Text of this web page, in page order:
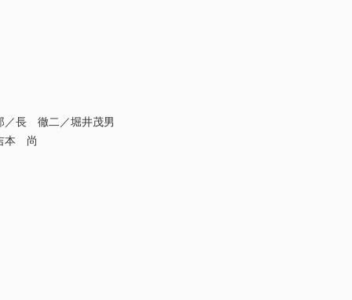
／長 徹二／堀井茂男
本 尚